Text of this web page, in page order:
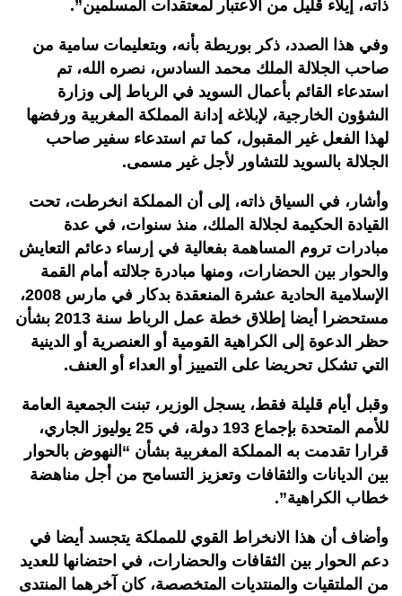
ذاته، إيلاء قليل من الاعتبار لمعتقدات المسلمين”.
وفي هذا الصدد، ذكر بوريطة بأنه، وبتعليمات سامية من
صاحب الجلالة الملك محمد السادس، نصره الله، تم
استدعاء القائم بأعمال السويد في الرباط إلى وزارة
الشؤون الخارجية، لإبلاغه إدانة المملكة المغربية ورفضها
لهذا الفعل غير المقبول، كما تم استدعاء سفير صاحب
الجلالة بالسويد للتشاور لأجل غير مسمى.
وأشار، في السياق ذاته، إلى أن المملكة انخرطت، تحت
القيادة الحكيمة لجلالة الملك، منذ سنوات، في عدة
مبادرات تروم المساهمة بفعالية في إرساء دعائم التعايش
والحوار بين الحضارات، ومنها مبادرة جلالته أمام القمة
الإسلامية الحادية عشرة المنعقدة بدكار في مارس 2008،
مستحضرا أيضا إطلاق خطة عمل الرباط سنة 2013 بشأن
حظر الدعوة إلى الكراهية القومية أو العنصرية أو الدينية
التي تشكل تحريضا على التمييز أو العداء أو العنف.
وقبل أيام قليلة فقط، يسجل الوزير، تبنت الجمعية العامة
للأمم المتحدة بإجماع 193 دولة، في 25 يوليوز الجاري،
قرارا تقدمت به المملكة المغربية بشأن “النهوض بالحوار
بين الديانات والثقافات وتعزيز التسامح من أجل مناهضة
خطاب الكراهية”.
وأضاف أن هذا الانخراط القوي للمملكة يتجسد أيضا في
دعم الحوار بين الثقافات والحضارات، في احتضانها للعديد
من الملتقيات والمنتديات المتخصصة، كان آخرهما المنتدى